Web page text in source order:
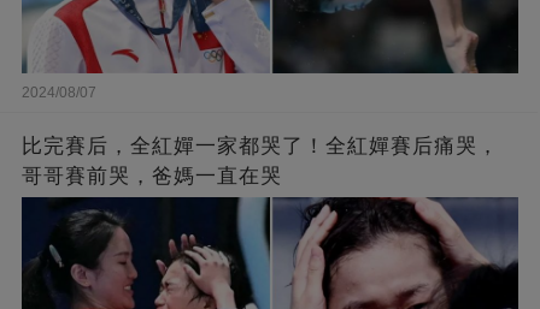
2024/08/07
比完賽后，全紅嬋一家都哭了！全紅嬋賽后痛哭，
哥哥賽前哭，爸媽一直在哭